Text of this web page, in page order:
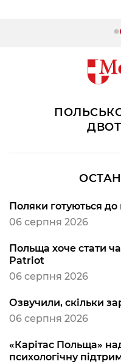
Поляки готуються до
06 серпня 2026
Польща хоче стати
Patriot
06 серпня 2026
Озвучили, скільки
06 серпня 2026
«Карітас Польща»
психологічну